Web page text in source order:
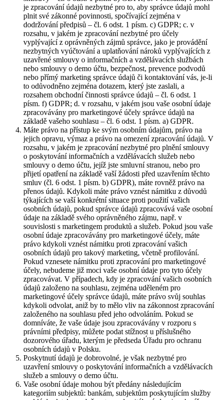
je zpracování údajů nezbytné pro to, aby správce údajů mohl
plnit své zákonné povinnosti, spočívající zejména v
dodržování předpisů – čl. 6 odst. 1 písm. c) GDPR; c. v
rozsahu, v jakém je zpracování nezbytné pro účely
vyplývající z oprávněných zájmů správce, jako je provádění
nezbytných vyúčtování a uplatňování nároků vyplývajících z
uzavřené smlouvy o informačních a vzdělávacích službách
nebo smlouvy o demo účtu, bezpečnost, prevence podvodů
nebo přímý marketing správce údajů či kontaktování vás, je-li
to odůvodněno zejména dotazem, který jste zaslali, a
rozsahem obchodní činnosti správce údajů – čl. 6 odst. 1
písm. f) GDPR; d. v rozsahu, v jakém jsou vaše osobní údaje
zpracovávány pro marketingové účely správce údajů na
základě vašeho souhlasu – čl. 6 odst. 1 písm. a) GDPR.
Máte právo na přístup ke svým osobním údajům, právo na
jejich opravu, výmaz a právo na omezení zpracování údajů. V
rozsahu, v jakém je zpracování nezbytné pro plnění smlouvy
o poskytování informačních a vzdělávacích služeb nebo
smlouvy o demo účtu, jejíž jste smluvní stranou, nebo pro
přijetí opatření na základě vaší žádosti před uzavřením těchto
smluv (čl. 6 odst. 1 písm. b) GDPR), máte rovněž právo na
přenos údajů. Kdykoli máte právo vznést námitku z důvodů
týkajících se vaší konkrétní situace proti použití vašich
osobních údajů, pokud správce údajů zpracovává vaše osobní
údaje na základě svého oprávněného zájmu, např. v
souvislosti s marketingem produktů a služeb. Pokud jsou vaše
osobní údaje zpracovávány pro marketingové účely, máte
právo kdykoli vznést námitku proti zpracování vašich
osobních údajů pro takový marketing, včetně profilování.
Pokud vznesete námitku proti zpracování pro marketingové
účely, nebudeme již moci vaše osobní údaje pro tyto účely
zpracovávat. V případech, kdy je zpracování vašich osobních
údajů založeno na souhlasu, zejména uděleném pro
marketingové účely správce údajů, máte právo svůj souhlas
kdykoli odvolat, aniž by to mělo vliv na zákonnost zpracování
založeného na souhlasu před jeho odvoláním. Pokud se
domníváte, že vaše údaje jsou zpracovávány v rozporu s
právními předpisy, můžete podat stížnost u příslušného
dozorového úřadu, kterým je předseda Úřadu pro ochranu
osobních údajů v Polsku.
Poskytnutí údajů je dobrovolné, je však nezbytné pro
uzavření smlouvy o poskytování informačních a vzdělávacích
služeb a smlouvy o demo účtu.
Vaše osobní údaje mohou být předány následujícím
kategoriím subjektů: bankám, subjektům poskytujícím služby